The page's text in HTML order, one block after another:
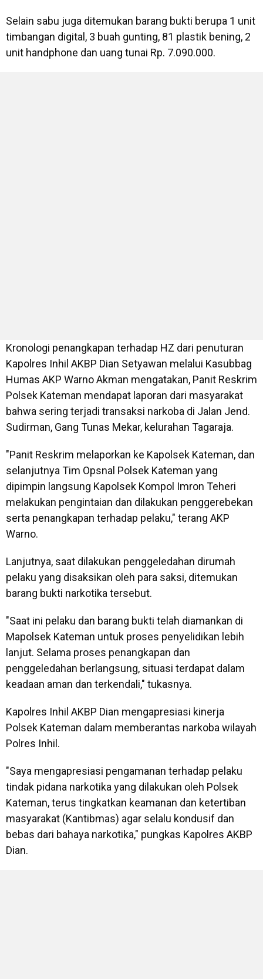
Selain sabu juga ditemukan barang bukti berupa 1 unit
timbangan digital, 3 buah gunting, 81 plastik bening, 2
unit handphone dan uang tunai Rp. 7.090.000.
Kronologi penangkapan terhadap HZ dari penuturan
Kapolres Inhil AKBP Dian Setyawan melalui Kasubbag
Humas AKP Warno Akman mengatakan, Panit Reskrim
Polsek Kateman mendapat laporan dari masyarakat
bahwa sering terjadi transaksi narkoba di Jalan Jend.
Sudirman, Gang Tunas Mekar, kelurahan Tagaraja.
"Panit Reskrim melaporkan ke Kapolsek Kateman, dan
selanjutnya Tim Opsnal Polsek Kateman yang
dipimpin langsung Kapolsek Kompol Imron Teheri
melakukan pengintaian dan dilakukan penggerebekan
serta penangkapan terhadap pelaku," terang AKP
Warno.
Lanjutnya, saat dilakukan penggeledahan dirumah
pelaku yang disaksikan oleh para saksi, ditemukan
barang bukti narkotika tersebut.
"Saat ini pelaku dan barang bukti telah diamankan di
Mapolsek Kateman untuk proses penyelidikan lebih
lanjut. Selama proses penangkapan dan
penggeledahan berlangsung, situasi terdapat dalam
keadaan aman dan terkendali," tukasnya.
Kapolres Inhil AKBP Dian mengapresiasi kinerja
Polsek Kateman dalam memberantas narkoba wilayah
Polres Inhil.
"Saya mengapresiasi pengamanan terhadap pelaku
tindak pidana narkotika yang dilakukan oleh Polsek
Kateman, terus tingkatkan keamanan dan ketertiban
masyarakat (Kantibmas) agar selalu kondusif dan
bebas dari bahaya narkotika," pungkas Kapolres AKBP
Dian.